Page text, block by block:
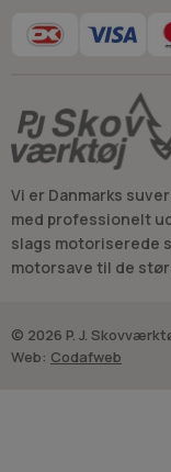
Vi er Danmarks
med professionelt
slags motoriserede
motorsave til de
© 2026 P. J.
Web: Codafweb